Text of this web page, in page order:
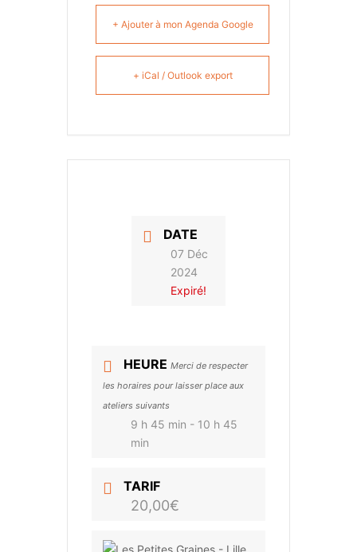
+ Ajouter à mon Agenda Google
+ iCal / Outlook export
DATE
07 Déc
2024
Expiré!
HEURE Merci de respecter
les horaires pour laisser place aux
ateliers suivants
9 h 45 min - 10 h 45
min
TARIF
20,00€